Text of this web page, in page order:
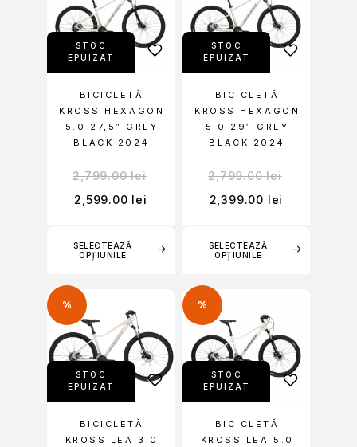
STOC
EPUIZAT
SELECTEAZĂ
OPȚIUNILE
BICICLETĂ
KROSS HEXAGON
5.0 27,5″ GREY
BLACK 2024
2,799.00lei
2,599.00 lei
STOC
EPUIZAT
SELECTEAZĂ
OPȚIUNILE
BICICLETĂ
KROSS HEXAGON
5.0 29″ GREY
BLACK 2024
2,799.00lei
2,399.00 lei
%
STOC
EPUIZAT
BICICLETĂ
KROSS LEA 3.0
%
STOC
EPUIZAT
BICICLETĂ
KROSS LEA 5.0